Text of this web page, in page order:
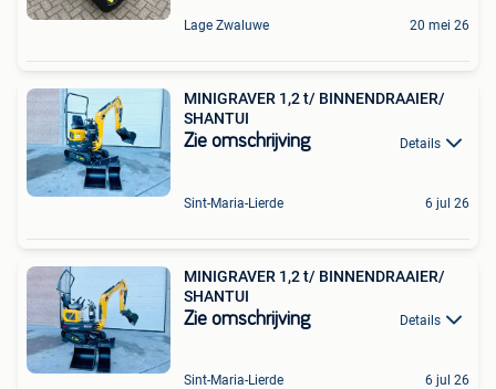
Lage Zwaluwe 20 mei 26
MINIGRAVER 1,2 t/ BINNENDRAAIER/
SHANTUI
Zie omschrijving Details
Sint-Maria-Lierde 6 jul 26
MINIGRAVER 1,2 t/ BINNENDRAAIER/
SHANTUI
Zie omschrijving Details
Sint-Maria-Lierde 6 jul 26